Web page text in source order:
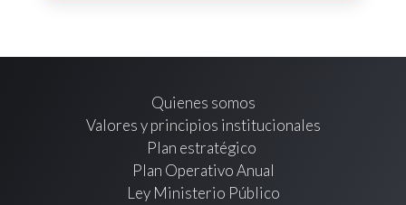
Quienes somos
Valores y principios institucionales
Plan estratégico
Plan Operativo Anual
Ley Ministerio Público